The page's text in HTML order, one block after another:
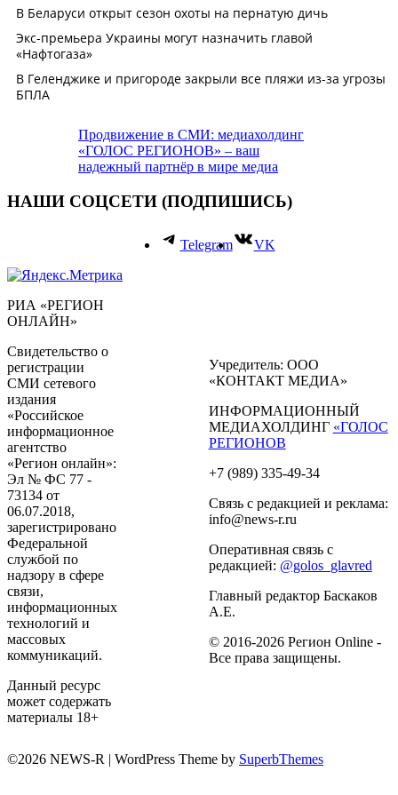
Продвижение в СМИ: медиахолдинг
«ГОЛОС РЕГИОНОВ» – ваш
надежный партнёр в мире медиа
НАШИ СОЦСЕТИ (ПОДПИШИСЬ)
Telegram VK
РИА «РЕГИОН
ОНЛАЙН»
Свидетельство о
регистрации
СМИ сетевого
издания
«Российское
информационное
агентство
«Регион онлайн»:
Эл № ФС 77 -
73134 от
06.07.2018,
зарегистрировано
Федеральной
службой по
надзору в сфере
связи,
информационных
технологий и
массовых
коммуникаций.
Данный ресурс
может содержать
материалы 18+
Учредитель: ООО
«КОНТАКТ МЕДИА»
ИНФОРМАЦИОННЫЙ
МЕДИАХОЛДИНГ «ГОЛОС
РЕГИОНОВ
+7 (989) 335-49-34
Связь с редакцией и реклама:
info@news-r.ru
Оперативная связь с
редакцией: @golos_glavred
Главный редактор Баскаков
А.Е.
© 2016-2026 Регион Online -
Все права защищены.
©2026 NEWS-R | WordPress Theme by SuperbThemes